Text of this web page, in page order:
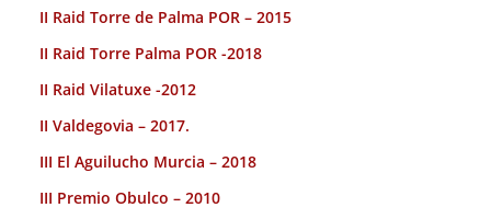
II Raid Torre de Palma POR – 2015
II Raid Torre Palma POR -2018
II Raid Vilatuxe -2012
II Valdegovia – 2017.
III El Aguilucho Murcia – 2018
III Premio Obulco – 2010